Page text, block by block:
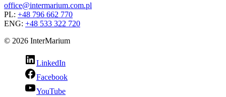
office@intermarium.com.pl
PL: +48 796 662 770
ENG: +48 533 322 720
© 2026 InterMarium
LinkedIn
Facebook
YouTube